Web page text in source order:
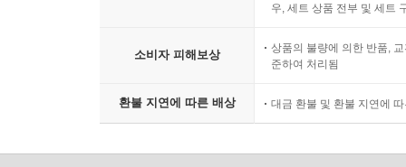
우, 세트 상품 전부 및 세트
소비자 피해보상
상품의 불량에 의한 반품,
준하여 처리됨
환불 지연에 따른 배상 대금 환불 및 환불 지연에